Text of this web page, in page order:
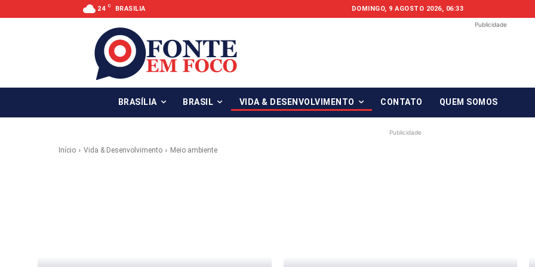
24 C BRASILIA DOMINGO, 9 AGOSTO 2026, 06:33
Publicidade
BRASÍLIA BRASIL VIDA & DESENVOLVIMENTO CONTATO QUEM SOMOS
Publicidade
Início Vida & Desenvolvimento Meio ambiente